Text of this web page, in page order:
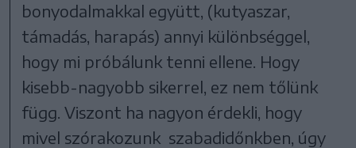
bonyodalmakkal együtt, (kutyaszar,
támadás, harapás) annyi különbséggel,
hogy mi próbálunk tenni ellene. Hogy
kisebb-nagyobb sikerrel, ez nem tőlünk
függ. Viszont ha nagyon érdekli, hogy
mivel szórakozunk szabadidőnkben, úgy